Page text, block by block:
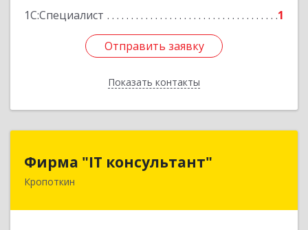
1С:Специалист
1
Отправить заявку
Показать контакты
Отправить заявку
Назад
Фирма "IT консультант"
Кропоткин
352389, Краснодарский край, Кавказский р-н,